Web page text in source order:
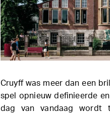
Cruyff was meer dan een
spel opnieuw definieerde
dag van vandaag wordt